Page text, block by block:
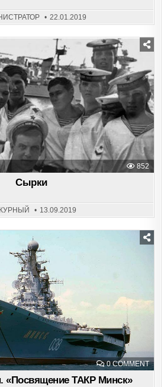
22.01.2019
852
Сырки
13.09.2019
0 COMMENTON
Posted
«Посвящение ТАКР Минск»